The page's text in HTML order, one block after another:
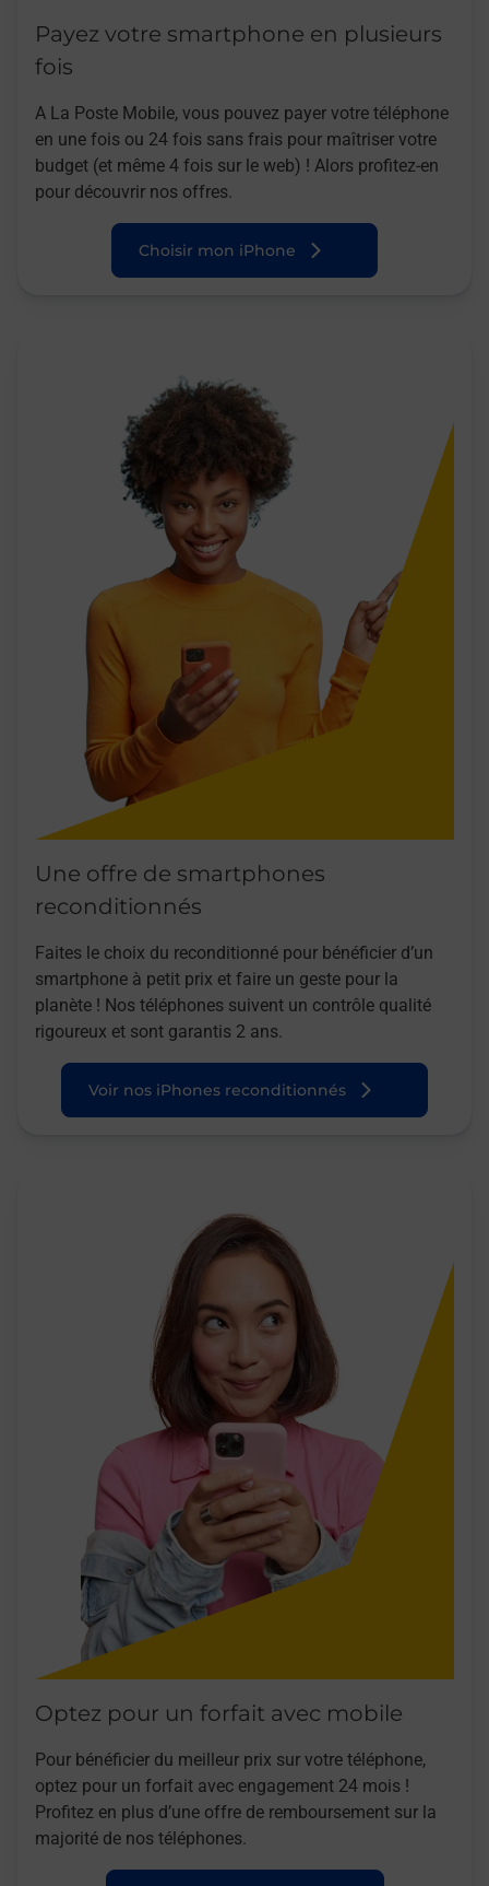
Payez votre smartphone en plusieurs
fois
A La Poste Mobile, vous pouvez payer votre téléphone
en une fois ou 24 fois sans frais pour maîtriser votre
budget (et même 4 fois sur le web) ! Alors profitez-en
pour découvrir nos offres.
Choisir mon iPhone
Une offre de smartphones
reconditionnés
Faites le choix du reconditionné pour bénéficier d’un
smartphone à petit prix et faire un geste pour la
planète ! Nos téléphones suivent un contrôle qualité
rigoureux et sont garantis 2 ans.
Voir nos iPhones reconditionnés
Optez pour un forfait avec mobile
Pour bénéficier du meilleur prix sur votre téléphone,
optez pour un forfait avec engagement 24 mois !
Profitez en plus d’une offre de remboursement sur la
majorité de nos téléphones.